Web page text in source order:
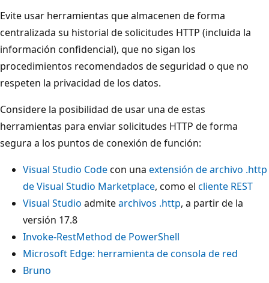
Evite usar herramientas que almacenen de forma
centralizada su historial de solicitudes HTTP (incluida la
información confidencial), que no sigan los
procedimientos recomendados de seguridad o que no
respeten la privacidad de los datos.
Considere la posibilidad de usar una de estas
herramientas para enviar solicitudes HTTP de forma
segura a los puntos de conexión de función:
Visual Studio Codecon una extensión de archivo .http
de Visual Studio Marketplace, como el cliente REST
Visual Studio admitearchivos .http, a partir de la
versión 17.8
Invoke-RestMethod de PowerShell
Microsoft Edge: herramienta de consola de red
Bruno